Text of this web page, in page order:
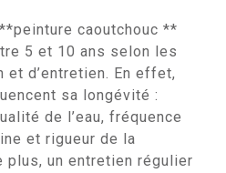
caoutchouc **
5 et 10 ans selon les
d’entretien. En effet,
sa longévité :
de l’eau, fréquence
et rigueur de la
plus, un entretien régulier